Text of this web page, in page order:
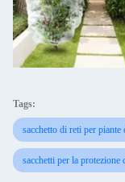
Tags:
sacchetto di reti per piante
sacchetti per la protezione